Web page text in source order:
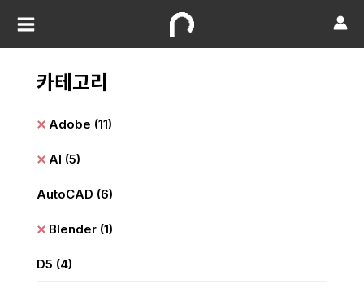
카테고리
Adobe (11)
AI (5)
AutoCAD (6)
Blender (1)
D5 (4)